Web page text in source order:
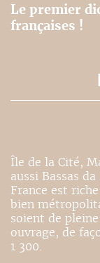
Le premier
françaises !
Île de la Cité,
aussi Bassas
France est
bien
soient de
ouvrage, de
1 300.